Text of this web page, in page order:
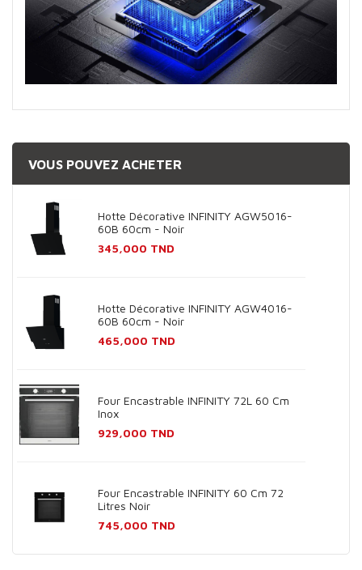
VOUS POUVEZ ACHETER
Hotte Décorative INFINITY AGW5016-
60B 60cm - Noir
Prix
345,000 TND
Hotte Décorative INFINITY AGW4016-
60B 60cm - Noir
Prix
465,000 TND
Four Encastrable INFINITY 72L 60 Cm
Inox
Prix
929,000 TND
Four Encastrable INFINITY 60 Cm 72
Litres Noir
Prix
745,000 TND